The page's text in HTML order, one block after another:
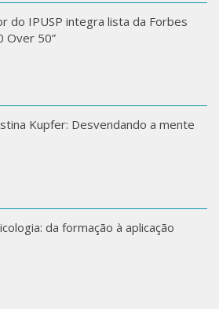
do IPUSP integra lista da Forbes
Over 50”
Kupfer: Desvendando a mente
da formação à aplicação